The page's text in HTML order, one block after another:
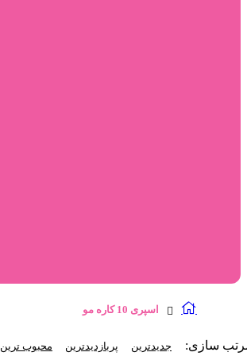
اسپری 10 کاره مو
سازی: جدیدترین پربازدیدترین محبوب ترین